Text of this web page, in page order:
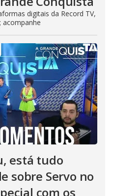
digitais da Record TV,
acompanhe
está tudo
sobre Servo no
com os